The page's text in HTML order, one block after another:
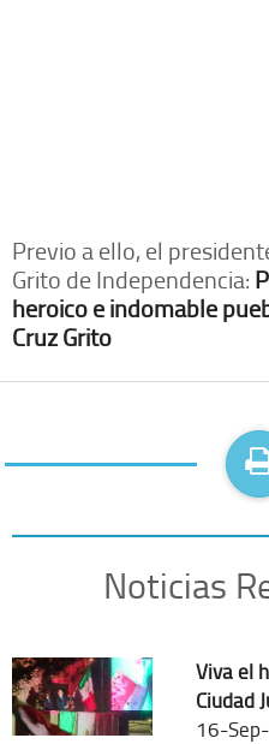
Previo a ello, el
Grito de Independencia:
heroico e indomable
Cruz Grito
Noticias
Viva el
Ciudad
16-